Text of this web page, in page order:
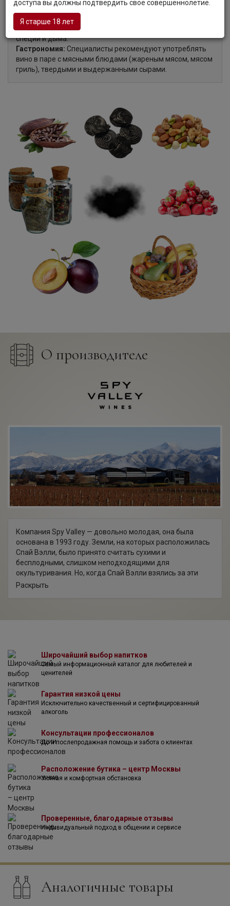
свежая кислотность, мягкая текстура, слоистые тона
красных фруктов, которые подчеркнуты нюансами
специй. Послевкусие устойчивой, с нюансами лакрицы,
специй и дыма.
Гастрономия: Специалисты рекомендуют употреблять
вино в паре с мясными блюдами (жареным мясом, мясом
гриль), твердыми и выдержанными сырами.
О производителе
Компания Spy Valley — довольно молодая, она была
основана в 1993 году. Земли, на которых расположилась
Спай Вэлли, было принято считать сухими и
бесплодными, слишком неподходящими для
окультуривания. Но, когда Спай Вэлли взялись за эти
места, то превратили их в самые прекрасные и
расположилась вблизи спутниковой станции связи,
рядом с Echelon Global Network. Завод и погреба
компании оборудованы по последнему слову техники.
В 2006 году Спай Вэлли выиграли премию
Новозеландского Института Архитекторов за лучший тип
коммерческой постройки. В 2007 году владения
компании пополнились виноградником "Аутпост" в
долина Омака, где выращивается 4 сорта винограда. В
2008 году компания получила звание "Производитель
Года Новой Зеландии" на UK International Wine & Spirits
Competition (IWSC). В 2010 году Спай Вэлли получили
мировое признание, выиграв на IWSC во второй раз. В
2012 году в нижней Долине Вайрау у компании появился
еще один виноградник, на 57 акрах которого
произрастает Совиньон Блан, а также находится
заповедник.
Раскрыть
Широчайший выбор напитков
Самый информационный каталог для любителей и
ценителей
Гарантия низкой цены
Исключительно качественный и сертифицированный
алкоголь
Консультации профессионалов
До и послепродажная помощь и забота о клиентах
Расположение бутика – центр Москвы
Уютная и комфортная обстановка
Проверенные, благодарные отзывы
Индивидуальный подход в общении и сервисе
Аналогичные товары
доступа вы должны подтвердить свое совершеннолетие.
Я старше 18 лет